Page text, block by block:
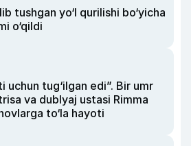
tushgan yo‘l qurilishi bo‘yicha
o‘qildi
uchun tug‘ilgan edi”. Bir umr
va dublyaj ustasi Rimma
to‘la hayoti